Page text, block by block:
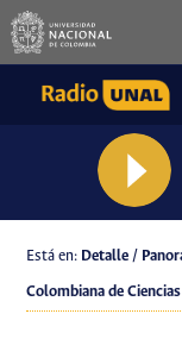
Está en: Detalle /
Colombiana de Ciencias